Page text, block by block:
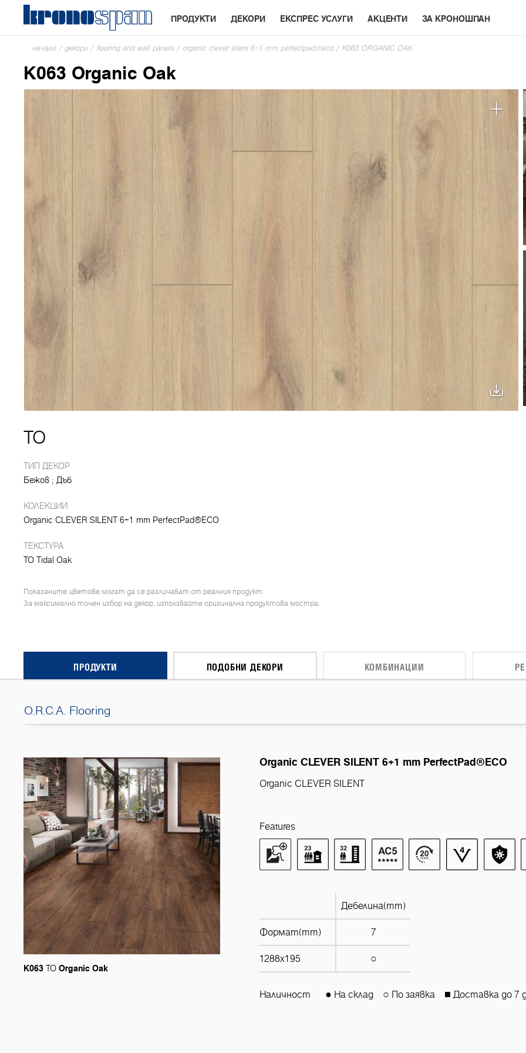
ПРОДУКТИ ДЕКОРИ ЕКСПРЕС УСЛУГИ АКЦЕНТИ ЗА КРОНОШПАН
начало / декори / flooring and wall panels / organic clever silent 6+1 mm perfectpad®eco / K063 ORGANIC OAK
K063 Organic Oak
TO
ТИП ДЕКОР
Бежов Дъб
КОЛЕКЦИИ
Organic CLEVER SILENT 6+1 mm PerfectPad®ECO
ТЕКСТУРА
TO Tidal Oak
Показаните цветове могат да се различават от реалния продукт.
За максимално точен избор на декор, използвайте оригинална продуктова мостра.
ПРОДУКТИ ПОДОБНИ ДЕКОРИ КОМБИНАЦИИ
O.R.C.A. Flooring
K063 TO Organic Oak
Organic CLEVER SILENT 6+1 mm PerfectPad®ECO
Organic CLEVER SILENT
Features
Дебелина(mm)
Формат(mm) 7
1288x195 ○
Наличност ● На склад ○ По заявка ■ Доставка до 7